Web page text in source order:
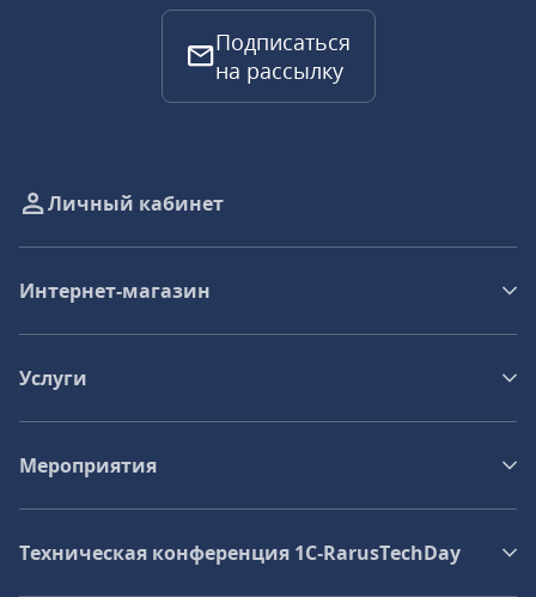
Подписаться
на рассылку
Личный кабинет
Интернет-магазин
Услуги
Мероприятия
Техническая конференция 1C‑RarusTechDay